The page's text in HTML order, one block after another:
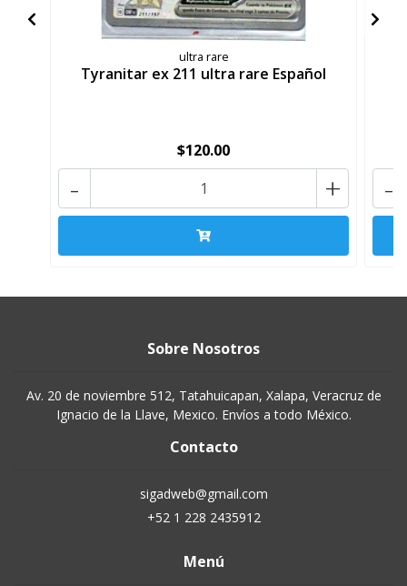
ultra rare
Tyranitar ex 211 ultra rare Español
$120.00
+
- -
Sobre Nosotros
Av. 20 de noviembre 512, Tatahuicapan, Xalapa, Veracruz de
Ignacio de la Llave, Mexico. Envíos a todo México.
Contacto
sigadweb@gmail.com
+52 1 228 2435912
Menú